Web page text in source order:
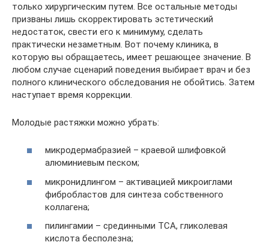
только хирургическим путем. Все остальные методы
призваны лишь скорректировать эстетический
недостаток, свести его к минимуму, сделать
практически незаметным. Вот почему клиника, в
которую вы обращаетесь, имеет решающее значение. В
любом случае сценарий поведения выбирает врач и без
полного клинического обследования не обойтись. Затем
наступает время коррекции.
Молодые растяжки можно убрать:
микродермабразией – краевой шлифовкой
алюминиевым песком;
микронидлингом – активацией микроиглами
фибробластов для синтеза собственного
коллагена;
пилингамии – срединными ТСА, гликолевая
кислота бесполезна;